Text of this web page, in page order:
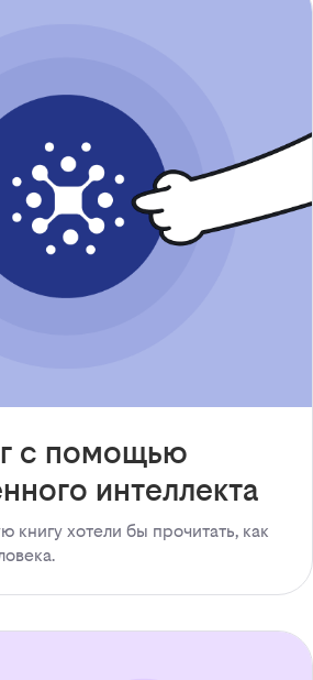
с помощью
интеллекта
книгу хотели бы прочитать, как